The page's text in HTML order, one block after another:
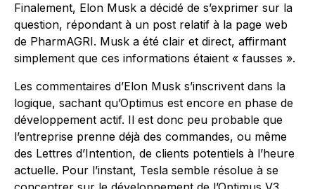
Finalement, Elon Musk a décidé de s’exprimer sur la
question, répondant à un post relatif à la page web
de PharmAGRI. Musk a été clair et direct, affirmant
simplement que ces informations étaient « fausses ».
Les commentaires d’Elon Musk s’inscrivent dans la
logique, sachant qu’Optimus est encore en phase de
développement actif. Il est donc peu probable que
l’entreprise prenne déjà des commandes, ou même
des Lettres d’Intention, de clients potentiels à l’heure
actuelle. Pour l’instant, Tesla semble résolue à se